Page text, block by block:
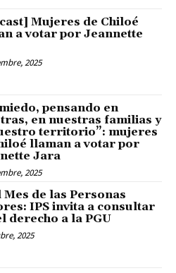
Mujeres de Chiloé
a votar por Jeannette
2025
pensando en
en nuestras familias y
territorio”: mujeres
llaman a votar por
Jara
2025
Mes de las Personas
IPS invita a consultar
derecho a la PGU
2025